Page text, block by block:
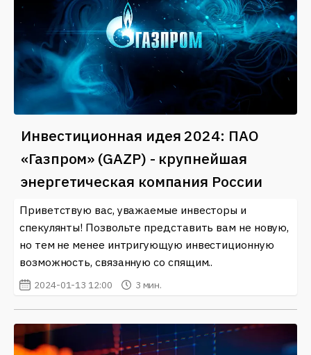
Инвестиционная идея 2024: ПАО
«Газпром» (GAZP) - крупнейшая
энергетическая компания России
Приветствую вас, уважаемые инвесторы и
спекулянты! Позвольте представить вам не новую,
но тем не менее интригующую инвестиционную
возможность, связанную со спящим..
2024-01-13 12:00 3 мин.